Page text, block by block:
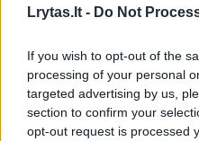
Lrytas.lt - Do Not
If you wish to opt-out of the
processing of your personal
targeted advertising by us,
section to confirm your
opt-out request is processed
priemonių.
„Balistinių raketų
šiandien žuvusių
svarbu, kad